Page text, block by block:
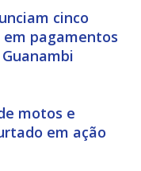
cinco
pagamentos
motos e
em ação